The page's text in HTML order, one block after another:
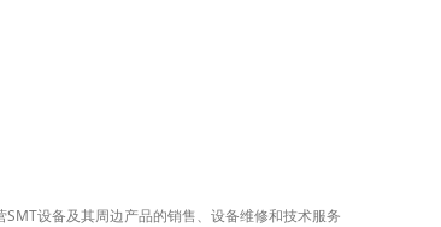
设备及其周边产品的销售、设备维修和技术服务